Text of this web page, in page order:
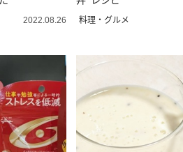
2022.08.26 料理・グルメ